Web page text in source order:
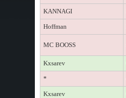
KANNAGI
Hoffman
MC BOOSS
Kxsarev
*
Kxsarev